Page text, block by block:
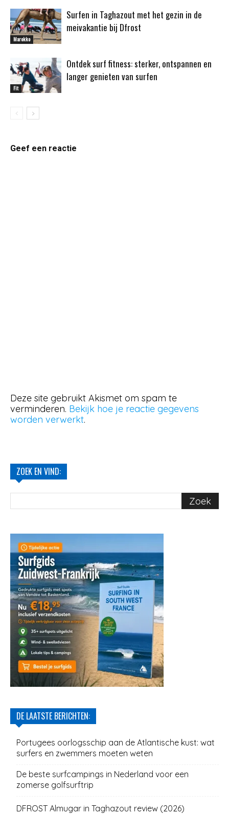
Marokko
Surfen in Taghazout met het gezin in de
meivakantie bij Dfrost
Fit
Ontdek surf fitness: sterker, ontspannen en
langer genieten van surfen
Geef een reactie
Deze site gebruikt Akismet om spam te
verminderen. Bekijk hoe je reactie gegevens
worden verwerkt.
ZOEK EN VIND:
DE LAATSTE BERICHTEN:
Portugees oorlogsschip aan de Atlantische kust: wat
surfers en zwemmers moeten weten
De beste surfcampings in Nederland voor een
zomerse golfsurftrip
DFROST Almugar in Taghazout review (2026)